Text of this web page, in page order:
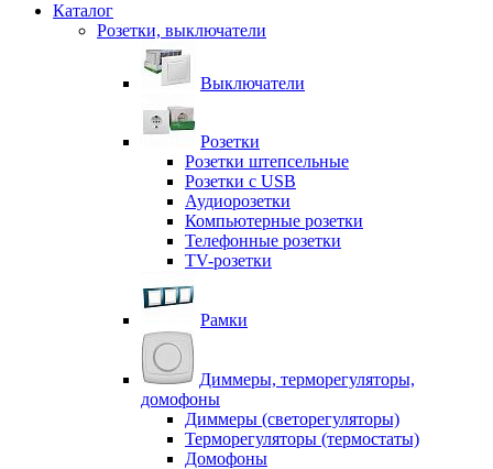
Каталог
Розетки, выключатели
Выключатели
Розетки
Розетки штепсельные
Розетки с USB
Аудиорозетки
Компьютерные розетки
Телефонные розетки
TV-розетки
Рамки
Диммеры, терморегуляторы,
домофоны
Диммеры (светорегуляторы)
Терморегуляторы (термостаты)
Домофоны